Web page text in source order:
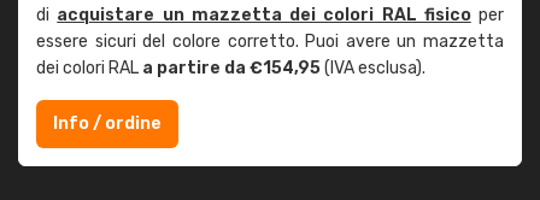
di acquistare un mazzetta dei colori RAL fisicoper
essere sicuri del colore corretto. Puoi avere un mazzetta
dei colori RAL a partire da €154,95(IVA esclusa).
Info / ordine